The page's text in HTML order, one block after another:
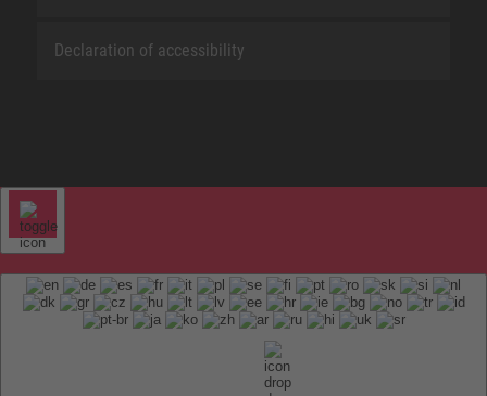
Declaration of accessibility